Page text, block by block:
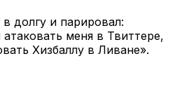
долгу и парировал:
меня в Твиттере,
Хизбаллу в Ливане».